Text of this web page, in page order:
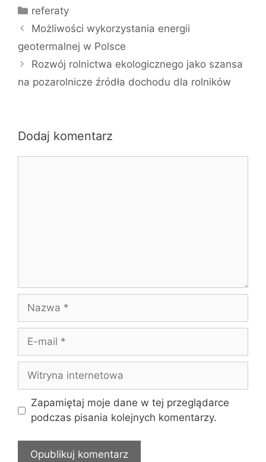
Kategorie
referaty
Możliwości wykorzystania energii
geotermalnej w Polsce
Rozwój rolnictwa ekologicznego jako szansa
na pozarolnicze źródła dochodu dla rolników
Dodaj komentarz
Nazwa
Witryna
internetowa
Zapamiętaj moje dane w tej przeglądarce
podczas pisania kolejnych komentarzy.